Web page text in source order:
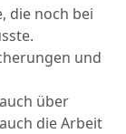
die noch bei
und
über
die Arbeit